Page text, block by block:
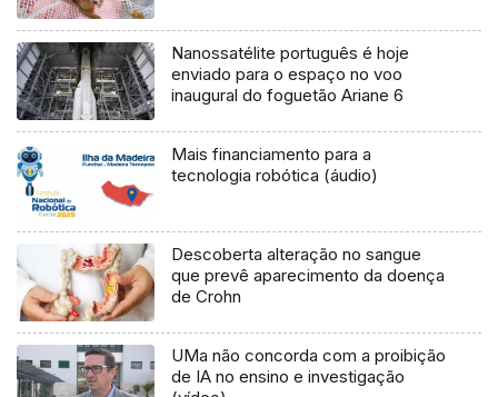
Nanossatélite português é hoje
enviado para o espaço no voo
inaugural do foguetão Ariane 6
Mais financiamento para a
tecnologia robótica (áudio)
Descoberta alteração no sangue
que prevê aparecimento da doença
de Crohn
UMa não concorda com a proibição
de IA no ensino e investigação